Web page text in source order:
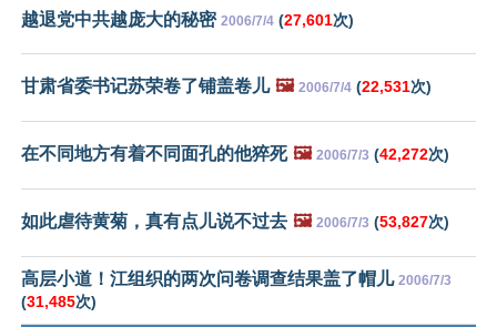
越退党中共越庞大的秘密 2006/7/4 (27,601次)
甘肃省委书记苏荣卷了铺盖卷儿 🖼️ 2006/7/4 (22,531次)
在不同地方有着不同面孔的他猝死 🖼️ 2006/7/3 (42,272次)
如此虐待黄菊，真有点儿说不过去 🖼️ 2006/7/3 (53,827次)
高层小道！江组织的两次问卷调查结果盖了帽儿 2006/7/3
(31,485次)